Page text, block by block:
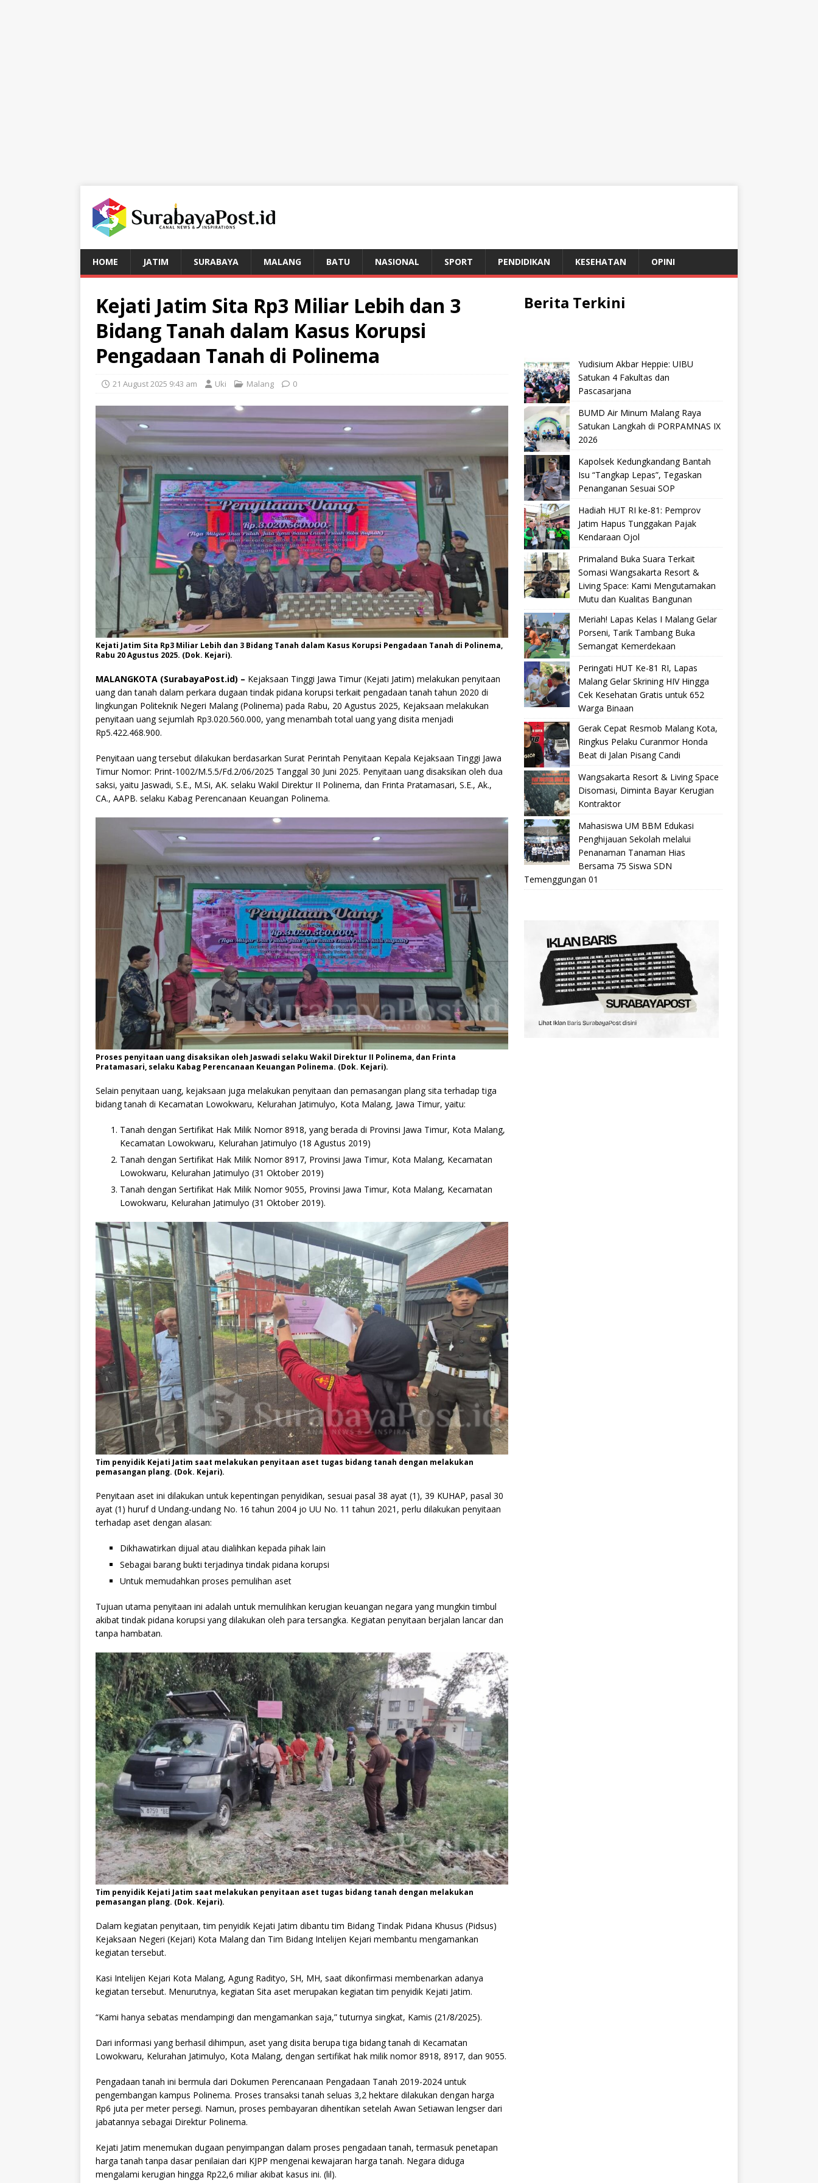
HOME JATIM SURABAYA MALANG BATU NASIONAL SPORT PENDIDIKAN KESEHATAN OPINI
Kejati Jatim Sita Rp3 Miliar Lebih dan 3
Bidang Tanah dalam Kasus Korupsi
Pengadaan Tanah di Polinema
21 August 2025 9:43 am Uki Malang 0
Kejati Jatim Sita Rp3 Miliar Lebih dan 3 Bidang Tanah dalam Kasus Korupsi Pengadaan Tanah di Polinema,
Rabu 20 Agustus 2025. (Dok. Kejari).
MALANGKOTA (SurabayaPost.id) – Kejaksaan Tinggi Jawa Timur (Kejati Jatim) melakukan penyitaan
uang dan tanah dalam perkara dugaan tindak pidana korupsi terkait pengadaan tanah tahun 2020 di
lingkungan Politeknik Negeri Malang (Polinema) pada Rabu, 20 Agustus 2025, Kejaksaan melakukan
penyitaan uang sejumlah Rp3.020.560.000, yang menambah total uang yang disita menjadi
Rp5.422.468.900.
Penyitaan uang tersebut dilakukan berdasarkan Surat Perintah Penyitaan Kepala Kejaksaan Tinggi Jawa
Timur Nomor: Print-1002/M.5.5/Fd.2/06/2025 Tanggal 30 Juni 2025. Penyitaan uang disaksikan oleh dua
saksi, yaitu Jaswadi, S.E., M.Si, AK. selaku Wakil Direktur II Polinema, dan Frinta Pratamasari, S.E., Ak.,
CA., AAPB. selaku Kabag Perencanaan Keuangan Polinema.
Proses penyitaan uang disaksikan oleh Jaswadi selaku Wakil Direktur II Polinema, dan Frinta
Pratamasari, selaku Kabag Perencanaan Keuangan Polinema. (Dok. Kejari).
Selain penyitaan uang, kejaksaan juga melakukan penyitaan dan pemasangan plang sita terhadap tiga
bidang tanah di Kecamatan Lowokwaru, Kelurahan Jatimulyo, Kota Malang, Jawa Timur, yaitu:
Tanah dengan Sertifikat Hak Milik Nomor 8918, yang berada di Provinsi Jawa Timur, Kota Malang,
Kecamatan Lowokwaru, Kelurahan Jatimulyo (18 Agustus 2019)
Tanah dengan Sertifikat Hak Milik Nomor 8917, Provinsi Jawa Timur, Kota Malang, Kecamatan
Lowokwaru, Kelurahan Jatimulyo (31 Oktober 2019)
Tanah dengan Sertifikat Hak Milik Nomor 9055, Provinsi Jawa Timur, Kota Malang, Kecamatan
Lowokwaru, Kelurahan Jatimulyo (31 Oktober 2019).
Tim penyidik Kejati Jatim saat melakukan penyitaan aset tugas bidang tanah dengan melakukan
pemasangan plang. (Dok. Kejari).
Penyitaan aset ini dilakukan untuk kepentingan penyidikan, sesuai pasal 38 ayat (1), 39 KUHAP, pasal 30
ayat (1) huruf d Undang-undang No. 16 tahun 2004 jo UU No. 11 tahun 2021, perlu dilakukan penyitaan
terhadap aset dengan alasan:
Dikhawatirkan dijual atau dialihkan kepada pihak lain
Sebagai barang bukti terjadinya tindak pidana korupsi
Untuk memudahkan proses pemulihan aset
Tujuan utama penyitaan ini adalah untuk memulihkan kerugian keuangan negara yang mungkin timbul
akibat tindak pidana korupsi yang dilakukan oleh para tersangka. Kegiatan penyitaan berjalan lancar dan
tanpa hambatan.
Tim penyidik Kejati Jatim saat melakukan penyitaan aset tugas bidang tanah dengan melakukan
pemasangan plang. (Dok. Kejari).
Dalam kegiatan penyitaan, tim penyidik Kejati Jatim dibantu tim Bidang Tindak Pidana Khusus (Pidsus)
Kejaksaan Negeri (Kejari) Kota Malang dan Tim Bidang Intelijen Kejari membantu mengamankan
kegiatan tersebut.
Kasi Intelijen Kejari Kota Malang, Agung Radityo, SH, MH, saat dikonfirmasi membenarkan adanya
kegiatan tersebut. Menurutnya, kegiatan Sita aset merupakan kegiatan tim penyidik Kejati Jatim.
“Kami hanya sebatas mendampingi dan mengamankan saja,” tuturnya singkat, Kamis (21/8/2025).
Dari informasi yang berhasil dihimpun, aset yang disita berupa tiga bidang tanah di Kecamatan
Lowokwaru, Kelurahan Jatimulyo, Kota Malang, dengan sertifikat hak milik nomor 8918, 8917, dan 9055.
Pengadaan tanah ini bermula dari Dokumen Perencanaan Pengadaan Tanah 2019-2024 untuk
pengembangan kampus Polinema. Proses transaksi tanah seluas 3,2 hektare dilakukan dengan harga
Rp6 juta per meter persegi. Namun, proses pembayaran dihentikan setelah Awan Setiawan lengser dari
jabatannya sebagai Direktur Polinema.
Kejati Jatim menemukan dugaan penyimpangan dalam proses pengadaan tanah, termasuk penetapan
harga tanah tanpa dasar penilaian dari KJPP mengenai kewajaran harga tanah. Negara diduga
mengalami kerugian hingga Rp22,6 miliar akibat kasus ini. (lil).
Berita Terkini
Yudisium Akbar Heppie: UIBU
Satukan 4 Fakultas dan
Pascasarjana
BUMD Air Minum Malang Raya
Satukan Langkah di PORPAMNAS IX
2026
Kapolsek Kedungkandang Bantah
Isu “Tangkap Lepas”, Tegaskan
Penanganan Sesuai SOP
Hadiah HUT RI ke-81: Pemprov
Jatim Hapus Tunggakan Pajak
Kendaraan Ojol
Primaland Buka Suara Terkait
Somasi Wangsakarta Resort &
Living Space: Kami Mengutamakan
Mutu dan Kualitas Bangunan
Meriah! Lapas Kelas I Malang Gelar
Porseni, Tarik Tambang Buka
Semangat Kemerdekaan
Peringati HUT Ke-81 RI, Lapas
Malang Gelar Skrining HIV Hingga
Cek Kesehatan Gratis untuk 652
Warga Binaan
Gerak Cepat Resmob Malang Kota,
Ringkus Pelaku Curanmor Honda
Beat di Jalan Pisang Candi
Wangsakarta Resort & Living Space
Disomasi, Diminta Bayar Kerugian
Kontraktor
Mahasiswa UM BBM Edukasi
Penghijauan Sekolah melalui
Penanaman Tanaman Hias
Bersama 75 Siswa SDN
Temenggungan 01